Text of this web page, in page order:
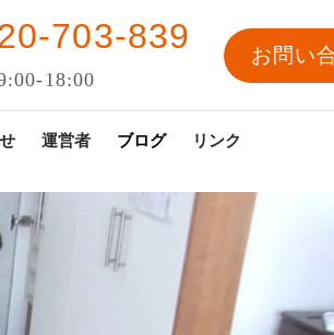
703-839
18:00
お問い
運営者 ブログ リンク